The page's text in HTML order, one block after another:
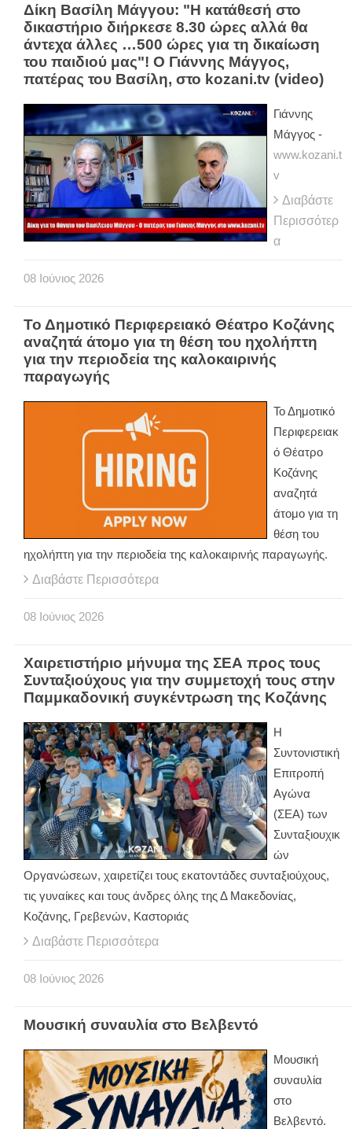
Δίκη Βασίλη Μάγγου: "Η κατάθεσή στο
δικαστήριο διήρκεσε 8.30 ώρες αλλά θα
άντεχα άλλες …500 ώρες για τη δικαίωση
του παιδιού μας"! Ο Γιάννης Μάγγος,
πατέρας του Βασίλη, στο kozani.tv (video)
Γιάννης
Μάγγος -
www.kozani.t
v
Διαβάστε
Περισσότερ
α
08 Ιούνιος 2026
Το Δημοτικό Περιφερειακό Θέατρο Κοζάνης
αναζητά άτομο για τη θέση του ηχολήπτη
για την περιοδεία της καλοκαιρινής
παραγωγής
Το Δημοτικό
Περιφερειακ
ό Θέατρο
Κοζάνης
αναζητά
άτομο για τη
θέση του
ηχολήπτη για την περιοδεία της καλοκαιρινής παραγωγής.
Διαβάστε Περισσότερα
08 Ιούνιος 2026
Χαιρετιστήριο μήνυμα της ΣΕΑ προς τους
Συνταξιούχους για την συμμετοχή τους στην
Παμμκαδονική συγκέντρωση της Κοζάνης
Η
Συντονιστική
Επιτροπή
Αγώνα
(ΣΕΑ) των
Συνταξιουχικ
ών
Οργανώσεων, χαιρετίζει τους εκατοντάδες συνταξιούχους,
τις γυναίκες και τους άνδρες όλης της Δ Μακεδονίας,
Κοζάνης, Γρεβενών, Καστοριάς
Διαβάστε Περισσότερα
08 Ιούνιος 2026
Μουσική συναυλία στο Βελβεντό
Μουσική
συναυλία
στο
Βελβεντό.